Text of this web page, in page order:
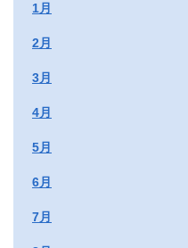
1月
2月
3月
4月
5月
6月
7月